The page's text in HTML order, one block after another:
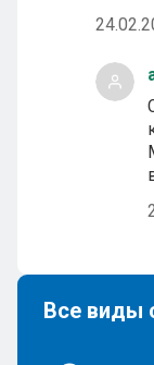
Все виды